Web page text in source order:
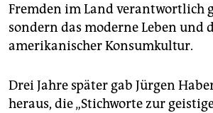
Fremden im Land verantwortlich
sondern das moderne Leben und
amerikanischer Konsumkultur.
Drei Jahre später gab Jürgen
heraus, die „Stichworte zur